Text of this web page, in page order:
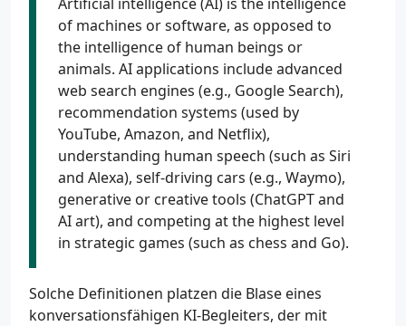
of machines or software, as opposed to
the intelligence of human beings or
animals. AI applications include advanced
web search engines (e.g., Google Search),
recommendation systems (used by
YouTube, Amazon, and Netflix),
understanding human speech (such as Siri
and Alexa), self-driving cars (e.g., Waymo),
generative or creative tools (ChatGPT and
AI art), and competing at the highest level
in strategic games (such as chess and Go).
Solche Definitionen platzen die Blase eines
konversationsfähigen KI-Begleiters, der mit